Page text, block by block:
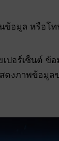
อมูล หรือโ
ปอร์เซ็นต์ ข้
ดงภาพข้อมู